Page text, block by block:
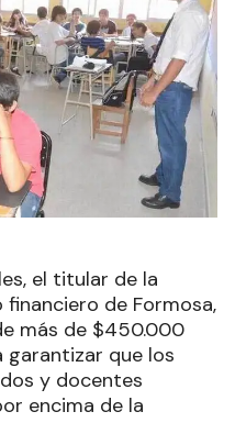
el titular de la
financiero de Formosa,
más de $450.000
garantizar que los
y docentes
encima de la